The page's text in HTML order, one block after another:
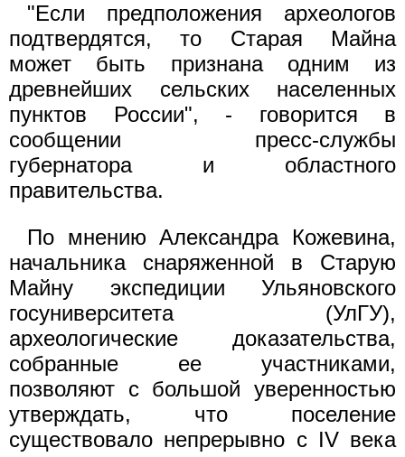
"Если предположения археологов
подтвердятся, то Старая Майна
может быть признана одним из
древнейших сельских населенных
пунктов России", - говорится в
сообщении пресс-службы
губернатора и областного
правительства.
По мнению Александра Кожевина,
начальника снаряженной в Старую
Майну экспедиции Ульяновского
госуниверситета (УлГУ),
археологические доказательства,
собранные ее участниками,
позволяют с большой уверенностью
утверждать, что поселение
существовало непрерывно c IV века